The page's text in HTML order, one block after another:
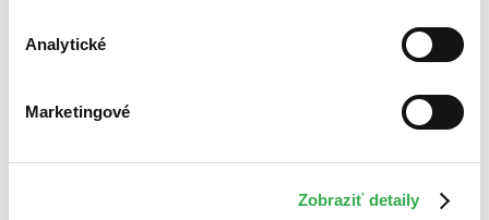
Analytické
Marketingové
Zobraziť detaily